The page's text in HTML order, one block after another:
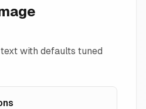
with defaults tuned